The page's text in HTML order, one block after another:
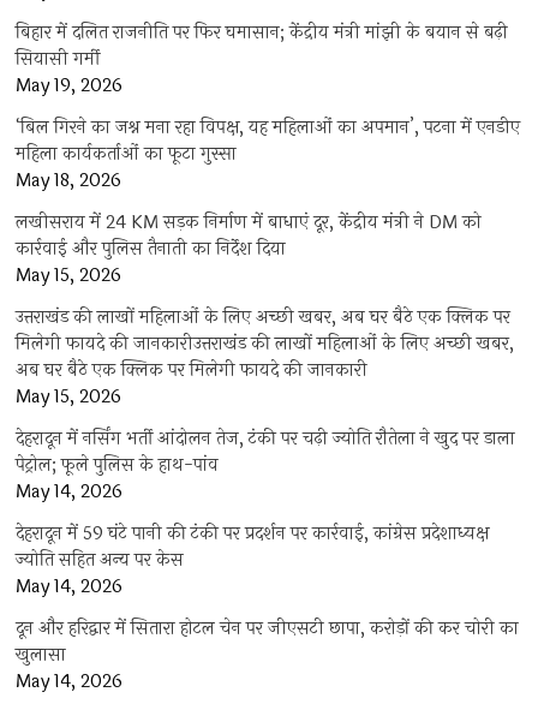
बिहार में दलित राजनीति पर फिर घमासान; केंद्रीय मंत्री मांझी के बयान से बढ़ी
सियासी गर्मी
May 19, 2026
‘बिल गिरने का जश्न मना रहा विपक्ष, यह महिलाओं का अपमान’, पटना में एनडीए
महिला कार्यकर्ताओं का फूटा गुस्सा
May 18, 2026
लखीसराय में 24 KM सड़क निर्माण में बाधाएं दूर, केंद्रीय मंत्री ने DM को
कार्रवाई और पुलिस तैनाती का निर्देश दिया
May 15, 2026
उत्तराखंड की लाखों महिलाओं के लिए अच्छी खबर, अब घर बैठे एक क्लिक पर
मिलेगी फायदे की जानकारीउत्तराखंड की लाखों महिलाओं के लिए अच्छी खबर,
अब घर बैठे एक क्लिक पर मिलेगी फायदे की जानकारी
May 15, 2026
देहरादून में नर्सिंग भर्ती आंदोलन तेज, टंकी पर चढ़ी ज्योति रौतेला ने खुद पर डाला
पेट्रोल; फूले पुलिस के हाथ-पांव
May 14, 2026
देहरादून में 59 घंटे पानी की टंकी पर प्रदर्शन पर कार्रवाई, कांग्रेस प्रदेशाध्यक्ष
ज्योति सहित अन्य पर केस
May 14, 2026
दून और हरिद्वार में सितारा होटल चेन पर जीएसटी छापा, करोड़ों की कर चोरी का
खुलासा
May 14, 2026